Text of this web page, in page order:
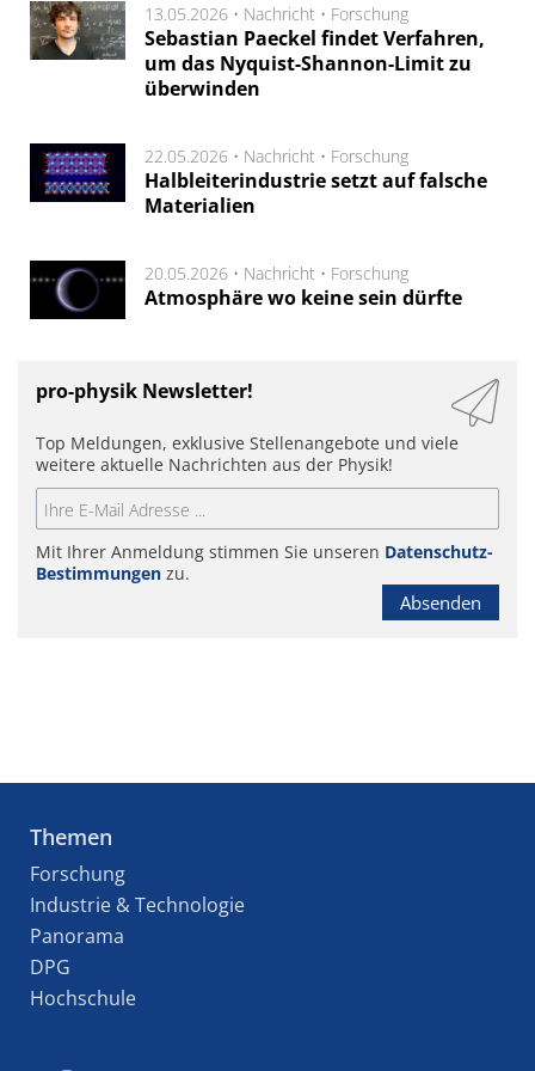
13.05.2026 • Nachricht • Forschung
Sebastian Paeckel findet Verfahren,
um das Nyquist-Shannon-Limit zu
überwinden
22.05.2026 • Nachricht • Forschung
Halbleiterindustrie setzt auf falsche
Materialien
20.05.2026 • Nachricht • Forschung
Atmosphäre wo keine sein dürfte
pro-physik Newsletter!
Top Meldungen, exklusive Stellenangebote und viele
weitere aktuelle Nachrichten aus der Physik!
Mit Ihrer Anmeldung stimmen Sie unseren Datenschutz-
Bestimmungen zu.
Absenden
Themen
Forschung
Industrie & Technologie
Panorama
DPG
Hochschule